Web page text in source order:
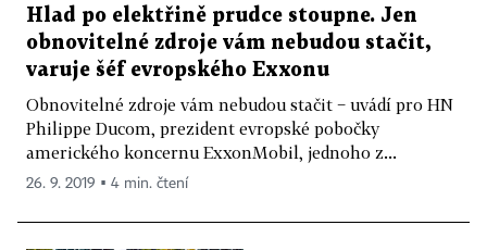
Hlad po elektřině prudce stoupne. Jen
obnovitelné zdroje vám nebudou stačit,
varuje šéf evropského Exxonu
Obnovitelné zdroje vám nebudou stačit − uvádí pro HN
Philippe Ducom, prezident evropské pobočky
amerického koncernu ExxonMobil, jednoho z...
26. 9. 2019 ▪ 4 min. čtení